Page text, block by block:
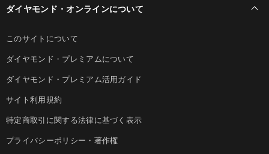
ダイヤモンド・オンラインについて
このサイトについて
ダイヤモンド・プレミアムについて
ダイヤモンド・プレミアム活用ガイド
サイト利用規約
特定商取引に関する法律に基づく表示
プライバシーポリシー・著作権